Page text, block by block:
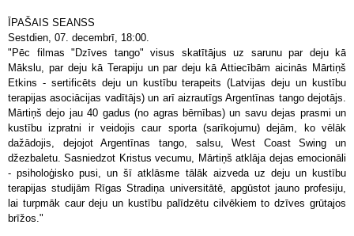
ĪPAŠAIS SEANSS
Sestdien, 07. decembrī, 18:00.
"Pēc filmas "Dzīves tango" visus skatītājus uz sarunu par deju kā
Mākslu, par deju kā Terapiju un par deju kā Attiecībām aicinās Mārtiņš
Etkins - sertificēts deju un kustību terapeits (Latvijas deju un kustību
terapijas asociācijas vadītājs) un arī aizrautīgs Argentīnas tango dejotājs.
Mārtiņš dejo jau 40 gadus (no agras bērnības) un savu dejas prasmi un
kustību izpratni ir veidojis caur sporta (sarīkojumu) dejām, ko vēlāk
dažādojis, dejojot Argentīnas tango, salsu, West Coast Swing un
džezbaletu. Sasniedzot Kristus vecumu, Mārtiņš atklāja dejas emocionāli
- psiholoģisko pusi, un šī atklāsme tālāk aizveda uz deju un kustību
terapijas studijām Rīgas Stradiņa universitātē, apgūstot jauno profesiju,
lai turpmāk caur deju un kustību palīdzētu cilvēkiem to dzīves grūtajos
brīžos."